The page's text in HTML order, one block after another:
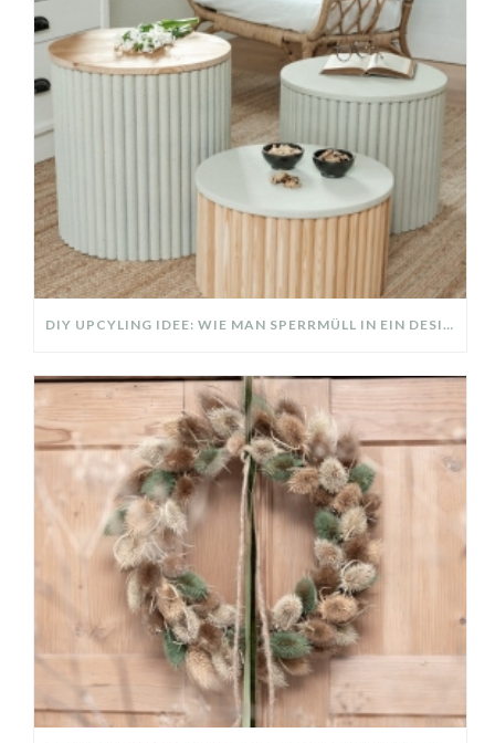
DIY UPCYLING IDEE: WIE MAN SPERRMÜLL IN EIN DESIGNER TEIL VERWANDELT